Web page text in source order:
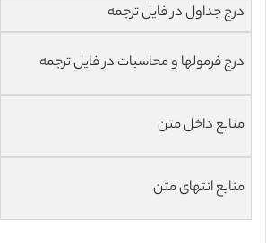
درج جداول در فایل ترجمه
درج فرمولها و محاسبات در فایل ترجمه
منابع داخل متن
منابع انتهای متن